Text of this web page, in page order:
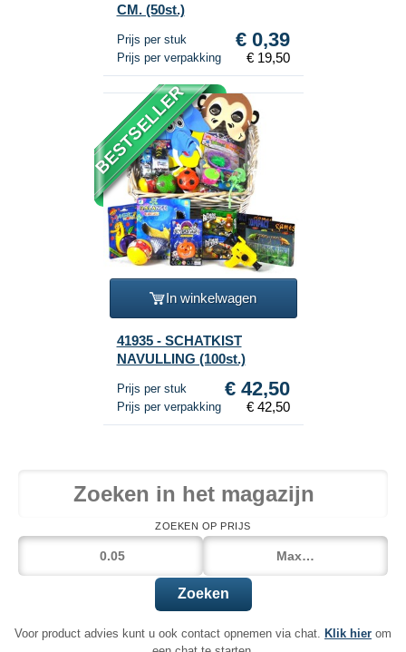
CM. (50st.)
Prijs per stuk € 0,39
Prijs per verpakking € 19,50
BESTSELLER
In winkelwagen
41935 - SCHATKIST
NAVULLING (100st.)
Prijs per stuk € 42,50
Prijs per verpakking € 42,50
ZOEKEN OP PRIJS
Zoeken
Voor product advies kunt u ook contact opnemen via chat. Klik hier om